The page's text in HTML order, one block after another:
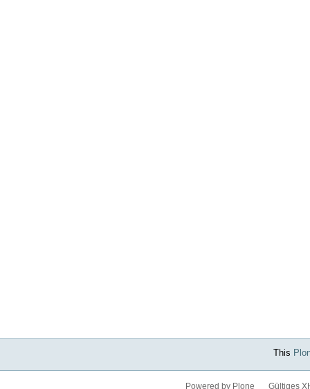
This
Powered by Plone Gültiges